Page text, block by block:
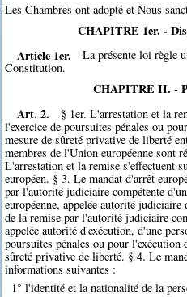
Les Chambres ont adopté et Nous
CHAPITRE 1er. -
Article 1er.
La présente loi règle
Constitution.
CHAPITRE II. -
Art. 2.
§ 1er. L'arrestation et la
l'exercice de poursuites pénales ou
mesure de sûreté privative de liberté
membres de l'Union européenne sont
L'arrestation et la remise s'effectuent
européen. § 3. Le mandat d'arrêt
par l'autorité judiciaire compétente
européenne, appelée autorité
de la remise par l'autorité judiciaire
appelée autorité d'exécution, d'une
poursuites pénales ou pour l'exécution
sûreté privative de liberté. § 4. Le
informations suivantes :
1° l'identité et la nationalité de la